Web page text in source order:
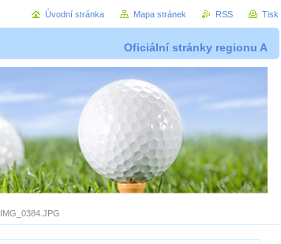
Oficiální stránky regionu A
IMG_0384.JPG
Úvodní stránka Mapa stránek RSS Tisk